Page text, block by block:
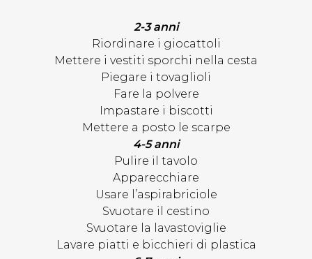
2-3 anni
Riordinare i giocattoli
Mettere i vestiti sporchi nella cesta
Piegare i tovaglioli
Fare la polvere
Impastare i biscotti
Mettere a posto le scarpe
4-5 anni
Pulire il tavolo
Apparecchiare
Usare l’aspirabriciole
Svuotare il cestino
Svuotare la lavastoviglie
Lavare piatti e bicchieri di plastica